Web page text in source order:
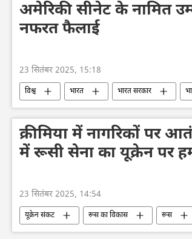
अमेरिकी सीनेट के नामित
नफरत फैलाई
23 सितंबर 2025, 15:18
विश्व भारत भारत सरकार
हिन्दू देवी-देवता
हिन्दू अमेरिका
ओथडोक्स चर्च
क्रीमिया में नागरिकों पर
में रूसी सेना का यूक्रेन पर
23 सितंबर 2025, 14:54
यूक्रेन संकट रूस का विकास रूस
यूक्रेन की सुरक्षा सेवा (SBU)
यूक्रेन